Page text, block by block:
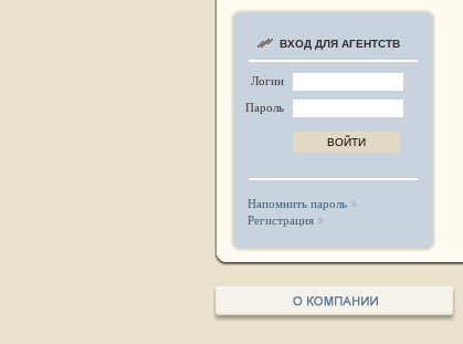
ВХОД ДЛЯ АГЕНТСТВ
Логин
Пароль
Напомнить пароль
Регистрация